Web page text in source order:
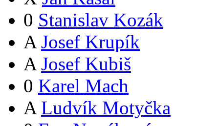
0 Stanislav Kozák
A Josef Krupík
A Josef Kubiš
0 Karel Mach
A Ludvík Motyčka